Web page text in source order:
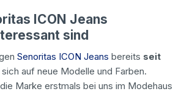
ICON Jeans
sind
Senoritas ICON Jeans bereits seit
auf neue Modelle und Farben.
Marke erstmals bei uns im Modehaus